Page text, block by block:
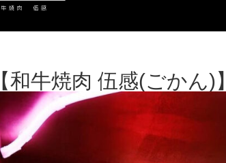
【和牛焼肉 伍感(ごかん)】